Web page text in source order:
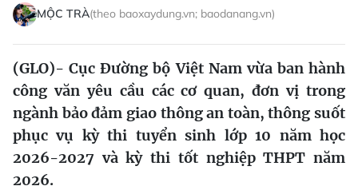
MỘC TRÀ(theo baoxaydung.vn; baodanang.vn)
(GLO)- Cục Đường bộ Việt Nam vừa ban hành
công văn yêu cầu các cơ quan, đơn vị trong
ngành bảo đảm giao thông an toàn, thông suốt
phục vụ kỳ thi tuyển sinh lớp 10 năm học
2026-2027 và kỳ thi tốt nghiệp THPT năm
2026.